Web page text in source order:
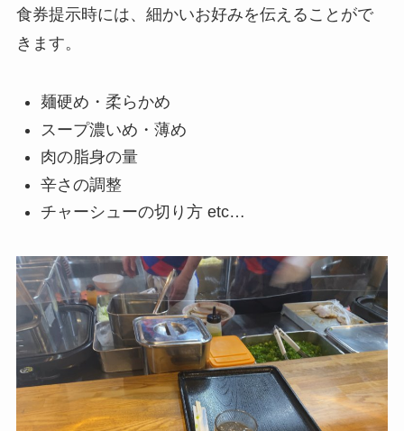
食券提示時には、細かいお好みを伝えることがで
きます。
麺硬め・柔らかめ
スープ濃いめ・薄め
肉の脂身の量
辛さの調整
チャーシューの切り方 etc…